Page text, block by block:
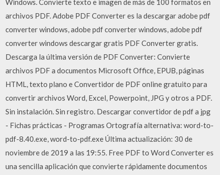
Windows. Convierte texto e imagen de más de 100 formatos en
archivos PDF. Adobe PDF Converter es la descargar adobe pdf
converter windows, adobe pdf converter windows, adobe pdf
converter windows descargar gratis PDF Converter gratis.
Descarga la última versión de PDF Converter: Convierte
archivos PDF a documentos Microsoft Office, EPUB, páginas
HTML, texto plano e Convertidor de PDF online gratuito para
convertir archivos Word, Excel, Powerpoint, JPG y otros a PDF.
Sin instalación. Sin registro. Descargar convertidor de pdf a jpg
- Fichas prácticas - Programas Ortografía alternativa: word-to-
pdf-8.40.exe, word-to-pdf.exe Última actualización: 30 de
noviembre de 2019 a las 19:55. Free PDF to Word Converter es
una sencilla aplicación que convierte rápidamente documentos